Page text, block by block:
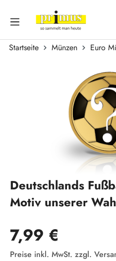
Zum Hauptinhalt springen
Startseite Münzen Euro
Deutschlands
Motiv unserer
Regulärer Preis:
7,99 €
Preise inkl. MwSt. zzgl.